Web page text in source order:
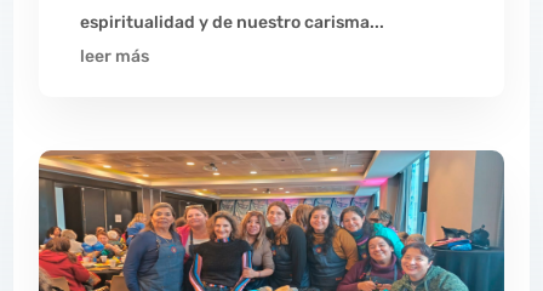
espiritualidad y de nuestro carisma...
leer más